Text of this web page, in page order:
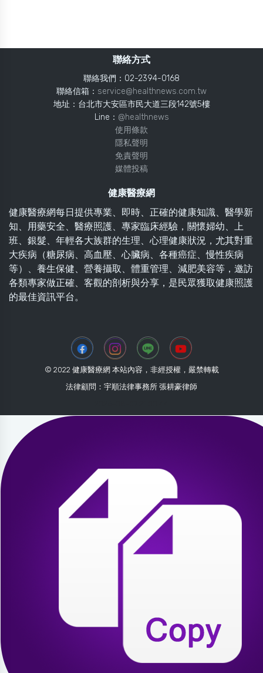
聯絡方式
聯絡我們：02-2394-0168
聯絡信箱： service@healthnews.com.tw
地址：台北市大安區市民大道三段142號5樓
Line： @healthnews
使用條款
隱私聲明
免責聲明
媒體投稿
健康醫療網
健康醫療網每日提供專業、即時、正確的健康知識、醫學新
知、用藥安全、醫療照護、專家臨床經驗，關懷婦幼、上
班、銀髮、年輕各大族群的生理、心理健康狀況，尤其對重
大疾病（糖尿病、高血壓、心臟病、各種癌症、慢性疾病
等）、養生保健、營養攝取、體重管理、減肥美容等，邀訪
各類專家做正確、客觀的剖析與分享，是民眾獲取健康照護
的最佳資訊平台。
© 2022 健康醫療網 本站內容，非經授權，嚴禁轉載
法律顧問：宇順法律事務所 張耕豪律師